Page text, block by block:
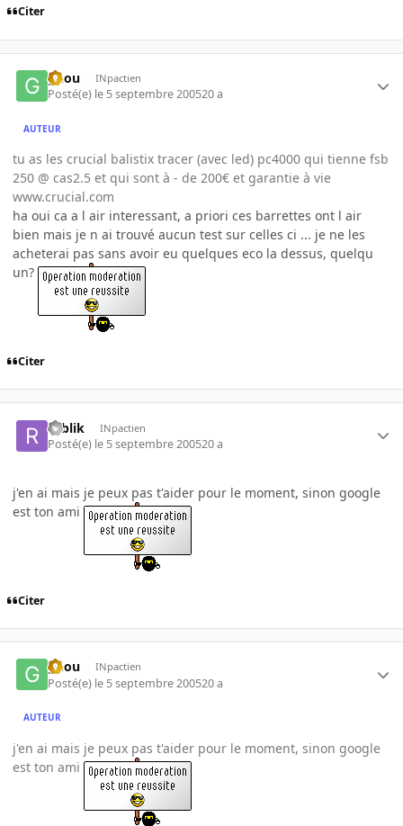
Citer
gnou INpactien
Posté(e) le 5 septembre 200520 a
AUTEUR
tu as les crucial balistix tracer (avec led) pc4000 qui tienne fsb
250 @ cas2.5 et qui sont à - de 200€ et garantie à vie
www.crucial.com
ha oui ca a l air interessant, a priori ces barrettes ont l air
bien mais je n ai trouvé aucun test sur celles ci ... je ne les
acheterai pas sans avoir eu quelques eco la dessus, quelqu
un?
Citer
roblik INpactien
Posté(e) le 5 septembre 200520 a
j'en ai mais je peux pas t'aider pour le moment, sinon google
est ton ami
Citer
gnou INpactien
Posté(e) le 5 septembre 200520 a
AUTEUR
j'en ai mais je peux pas t'aider pour le moment, sinon google
est ton ami